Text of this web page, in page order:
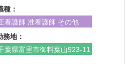
種：
看護師 准看護師 その他
務地：
葉県富里市御料葉山923-11